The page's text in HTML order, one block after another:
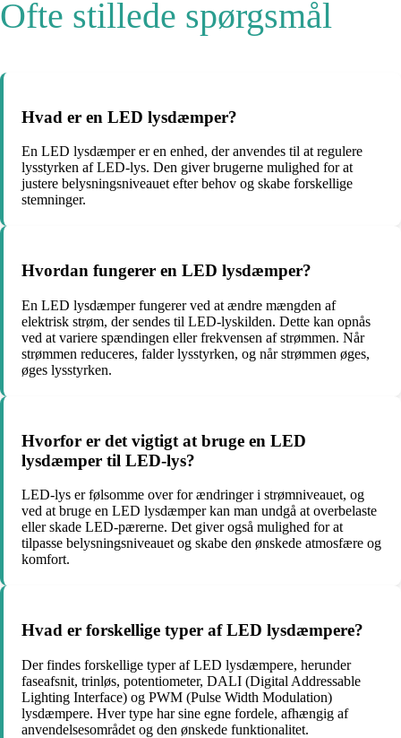
Ofte stillede spørgsmål
Hvad er en LED lysdæmper?
En LED lysdæmper er en enhed, der anvendes til at regulere
lysstyrken af ​​LED-lys. Den giver brugerne mulighed for at
justere belysningsniveauet efter behov og skabe forskellige
stemninger.
Hvordan fungerer en LED lysdæmper?
En LED lysdæmper fungerer ved at ændre mængden af ​​
elektrisk strøm, der sendes til LED-lyskilden. Dette kan opnås
ved at variere spændingen eller frekvensen af ​​strømmen. Når
strømmen reduceres, falder lysstyrken, og når strømmen øges,
øges lysstyrken.
Hvorfor er det vigtigt at bruge en LED
lysdæmper til LED-lys?
LED-lys er følsomme over for ændringer i strømniveauet, og
ved at bruge en LED lysdæmper kan man undgå at overbelaste
eller skade LED-pærerne. Det giver også mulighed for at
tilpasse belysningsniveauet og skabe den ønskede atmosfære og
komfort.
Hvad er forskellige typer af LED lysdæmpere?
Der findes forskellige typer af LED lysdæmpere, herunder
faseafsnit, trinløs, potentiometer, DALI (Digital Addressable
Lighting Interface) og PWM (Pulse Width Modulation)
lysdæmpere. Hver type har sine egne fordele, afhængig af
anvendelsesområdet og den ønskede funktionalitet.